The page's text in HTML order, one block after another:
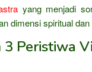
yang menjadi
dimensi spiritual
3 Peristiwa